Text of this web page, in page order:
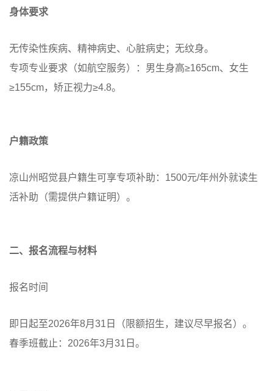
身体要求
无传染性疾病、精神病史、心脏病史；无纹身。
专项专业要求（如航空服务）：男生身高≥165cm、女生
≥155cm，矫正视力≥4.8。
户籍政策
凉山州昭觉县户籍生可享专项补助：1500元/年州外就读生
活补助（需提供户籍证明）。
二、报名流程与材料
报名时间
即日起至2026年8月31日（限额招生，建议尽早报名）。
春季班截止：2026年3月31日。